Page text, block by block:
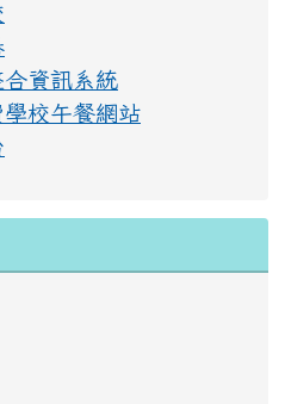
資訊系統
校午餐網站